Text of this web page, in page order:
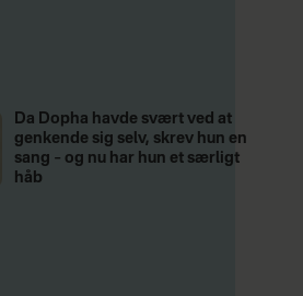
Da Dopha havde svært ved at
genkende sig selv, skrev hun en
sang – og nu har hun et særligt
håb